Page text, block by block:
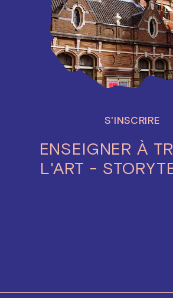
S'INSCRIRE
ENSEIGNER À
L'ART -